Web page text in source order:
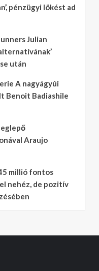
pénzügyi lökést ad
Julian
után
A nagyágyúi
Benoit Badiashile
Araujo
millió fontos
nehéz, de pozitív